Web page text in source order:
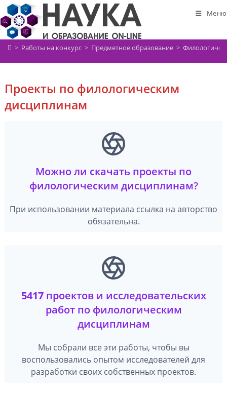
Перейти
к
содержимому
Меню
> Работы на конкурс > Предметное образование >
Проекты по филологическим
дисциплинам
Можно ли скачать проекты по
филологическим дисциплинам?
При использовании материала ссылка на авторство
обязательна.
5417проектов и исследовательских
работ по филологическим
дисциплинам
Мы собрали все эти работы, чтобы вы
воспользовались опытом исследователей для
разработки своих собственных проектов.